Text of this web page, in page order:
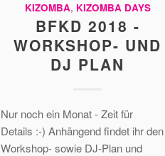
KIZOMBA, KIZOMBA DAYS
BFKD 2018 -
WORKSHOP- UND
DJ PLAN
Nur noch ein Monat - Zeit für
Details :-) Anhängend findet ihr den
Workshop- sowie DJ-Plan und